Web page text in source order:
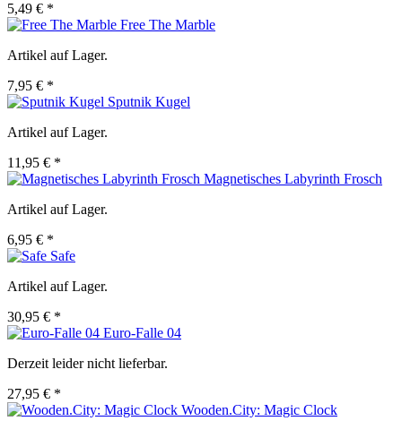
5,49 € *
Free The Marble
Artikel auf Lager.
7,95 € *
Sputnik Kugel
Artikel auf Lager.
11,95 € *
Magnetisches Labyrinth Frosch
Artikel auf Lager.
6,95 € *
Safe
Artikel auf Lager.
30,95 € *
Euro-Falle 04
Derzeit leider nicht lieferbar.
27,95 € *
Wooden.City: Magic Clock